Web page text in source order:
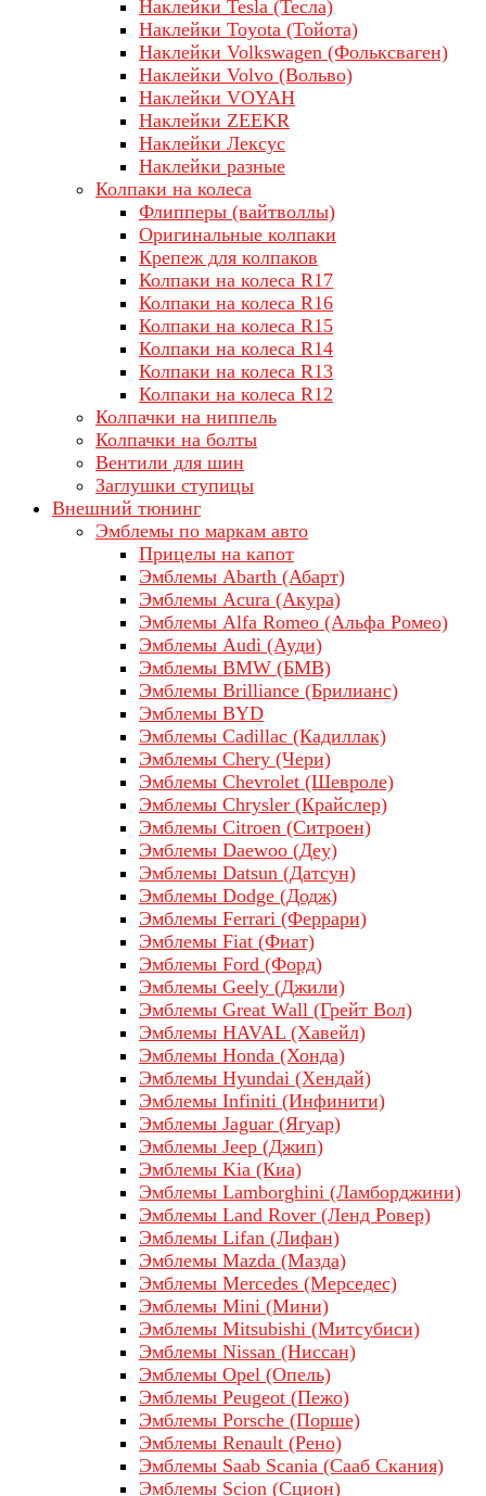
Наклейки Tesla (Тесла)
Наклейки Toyota (Тойота)
Наклейки Volkswagen (Фольксваген)
Наклейки Volvo (Вольво)
Наклейки VOYAH
Наклейки ZEEKR
Наклейки Лексус
Наклейки разные
Колпаки на колеса
Флипперы (вайтволлы)
Оригинальные колпаки
Крепеж для колпаков
Колпаки на колеса R17
Колпаки на колеса R16
Колпаки на колеса R15
Колпаки на колеса R14
Колпаки на колеса R13
Колпаки на колеса R12
Колпачки на ниппель
Колпачки на болты
Вентили для шин
Заглушки ступицы
Внешний тюнинг
Эмблемы по маркам авто
Прицелы на капот
Эмблемы Abarth (Абарт)
Эмблемы Acura (Акура)
Эмблемы Alfa Romeo (Альфа Ромео)
Эмблемы Audi (Ауди)
Эмблемы BMW (БМВ)
Эмблемы Brilliance (Брилианс)
Эмблемы BYD
Эмблемы Cadillac (Кадиллак)
Эмблемы Chery (Чери)
Эмблемы Chevrolet (Шевроле)
Эмблемы Chrysler (Крайслер)
Эмблемы Citroen (Ситроен)
Эмблемы Daewoo (Деу)
Эмблемы Datsun (Датсун)
Эмблемы Dodge (Додж)
Эмблемы Ferrari (Феррари)
Эмблемы Fiat (Фиат)
Эмблемы Ford (Форд)
Эмблемы Geely (Джили)
Эмблемы Great Wall (Грейт Вол)
Эмблемы HAVAL (Хавейл)
Эмблемы Honda (Хонда)
Эмблемы Hyundai (Хендай)
Эмблемы Infiniti (Инфинити)
Эмблемы Jaguar (Ягуар)
Эмблемы Jeep (Джип)
Эмблемы Kia (Киа)
Эмблемы Lamborghini (Ламборджини)
Эмблемы Land Rover (Ленд Ровер)
Эмблемы Lifan (Лифан)
Эмблемы Mazda (Мазда)
Эмблемы Mercedes (Мерседес)
Эмблемы Mini (Мини)
Эмблемы Mitsubishi (Митсубиси)
Эмблемы Nissan (Ниссан)
Эмблемы Opel (Опель)
Эмблемы Peugeot (Пежо)
Эмблемы Porsche (Порше)
Эмблемы Renault (Рено)
Эмблемы Saab Scania (Сааб Скания)
Эмблемы Scion (Сцион)